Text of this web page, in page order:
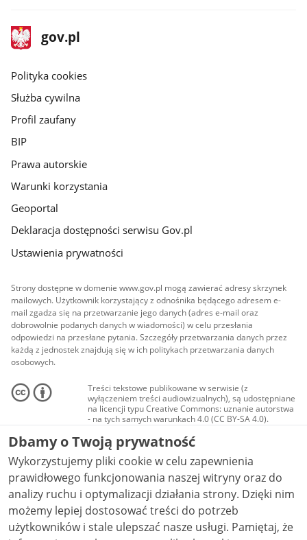
stopka
gov.pl
Strona
gov.pl
gov.pl
Polityka cookies
Służba cywilna
Profil zaufany
BIP
Prawa autorskie
Warunki korzystania
Geoportal
Deklaracja dostępności serwisu Gov.pl
Ustawienia prywatności
Strony dostępne w domenie www.gov.pl mogą zawierać adresy skrzynek
mailowych. Użytkownik korzystający z odnośnika będącego adresem e-
mail zgadza się na przetwarzanie jego danych (adres e-mail oraz
dobrowolnie podanych danych w wiadomości) w celu przesłania
odpowiedzi na przesłane pytania. Szczegóły przetwarzania danych przez
każdą z jednostek znajdują się w ich politykach przetwarzania danych
osobowych.
Treści tekstowe publikowane w serwisie (z
wyłączeniem treści audiowizualnych), są udostępniane
na licencji typu Creative Commons: uznanie autorstwa
- na tych samych warunkach 4.0 (CC BY-SA 4.0).
Materiały audiowizualne, w tym zdjęcia, materiały
audio i wideo, są udostępniane na licencji typu
Creative Commons: uznanie autorstwa użycie
niekomercyjne - bez utworów zależnych 4.0 (CC BY-
NC-ND 4.0), o ile nie jest to stwierdzone inaczej.
Dbamy o Twoją prywatność
Wykorzystujemy pliki cookie w celu zapewnienia
prawidłowego funkcjonowania naszej witryny oraz do
analizy ruchu i optymalizacji działania strony. Dzięki nim
możemy lepiej dostosować treści do potrzeb
użytkowników i stale ulepszać nasze usługi. Pamiętaj, że